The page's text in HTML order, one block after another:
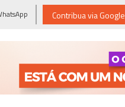
Contribua via Google